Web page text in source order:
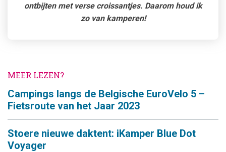
ontbijten met verse croissantjes. Daarom houd ik
zo van kamperen!
MEER LEZEN?
Campings langs de Belgische EuroVelo 5 –
Fietsroute van het Jaar 2023
Stoere nieuwe daktent: iKamper Blue Dot
Voyager